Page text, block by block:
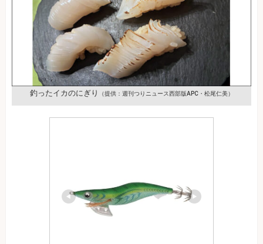
釣ったイカのにぎり （提供：週刊つりニュース西部版APC・松尾仁美）